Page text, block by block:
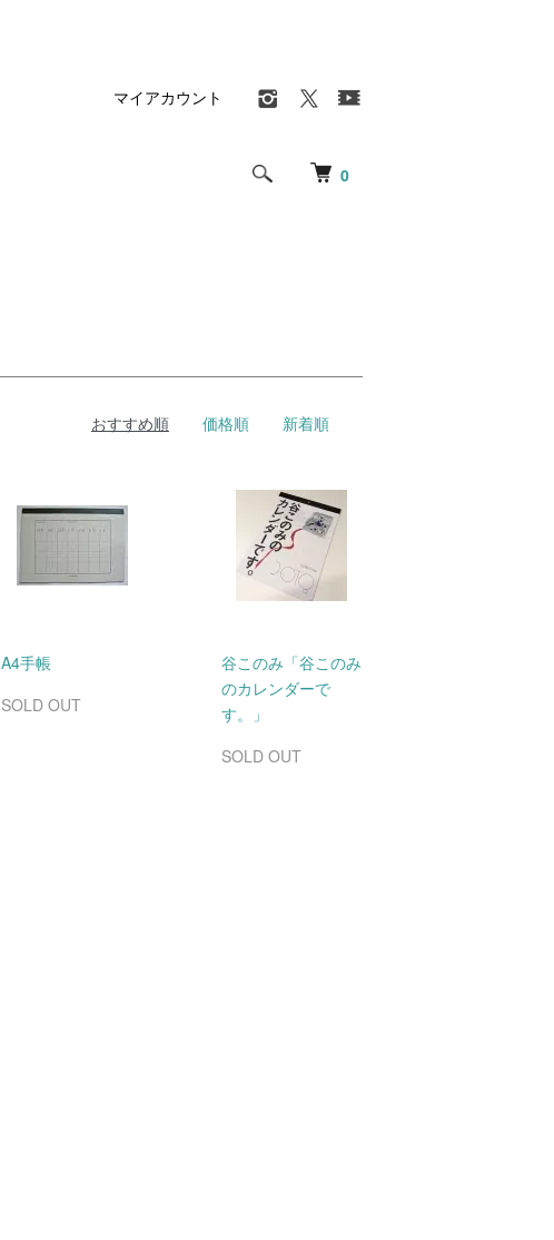
0
マイアカウント
おすすめ順 価格順 新着順
A4手帳
SOLD OUT
谷このみ「谷このみ
のカレンダーで
す。」
SOLD OUT